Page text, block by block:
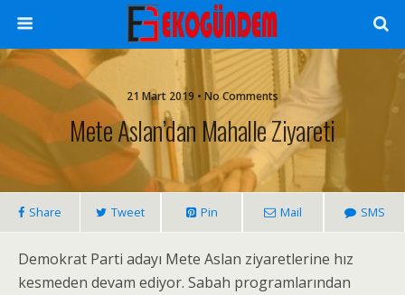
21 Mart 2019 • No Comments
Mete Aslan’dan Mahalle Ziyareti
Share Tweet Pin Mail SMS
Demokrat Parti adayı Mete Aslan ziyaretlerine hız
kesmeden devam ediyor. Sabah programlarından